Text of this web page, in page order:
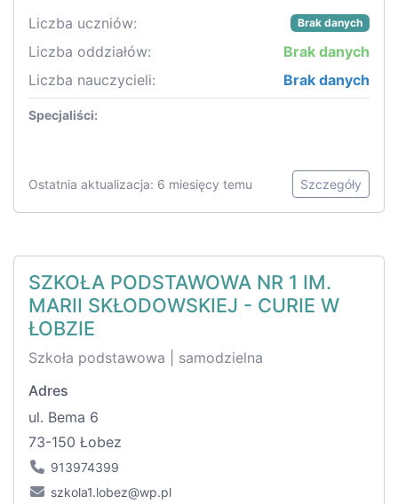
Liczba uczniów: Brak danych
Liczba oddziałów:
Brak danych
Liczba nauczycieli:
Brak danych
Specjaliści:
Ostatnia aktualizacja: 6 miesięcy temu Szczegóły
SZKOŁA PODSTAWOWA NR 1 IM.
MARII SKŁODOWSKIEJ - CURIE W
ŁOBZIE
Szkoła podstawowa | samodzielna
Adres
ul. Bema 6
73-150 Łobez
913974399
szkola1.lobez@wp.pl